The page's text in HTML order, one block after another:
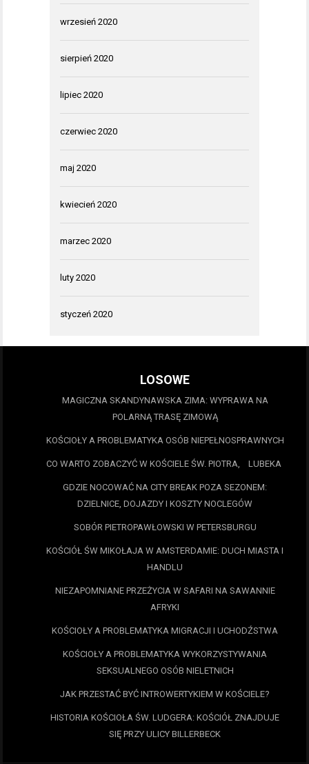
wrzesień 2020
sierpień 2020
lipiec 2020
czerwiec 2020
maj 2020
kwiecień 2020
marzec 2020
luty 2020
styczeń 2020
LOSOWE
MAGICZNA SKANDYNAWSKA ZIMA: WYPRAWA NA
POLARNĄ TRASĘ ZIMOWĄ
KOŚCIOŁY A PROBLEMATYKA OSÓB NIEPEŁNOSPRAWNYCH
CO WARTO ZOBACZYĆ W KOŚCIELE ŚW. PIOTRA, LUBEKA
GDZIE NOCOWAĆ NA CITY BREAK POZA SEZONEM:
DZIELNICE, DOJAZDY I KOSZTY NOCLEGÓW
SOBÓR PIETROPAWŁOWSKI W PETERSBURGU
KOŚCIÓŁ ŚW MIKOŁAJA W AMSTERDAMIE: DUCH MIASTA I
HANDLU
NIEZAPOMNIANE PRZEŻYCIA W SAFARI NA SAWANNIE
AFRYKI
KOŚCIOŁY A PROBLEMATYKA MIGRACJI I UCHODŹSTWA
KOŚCIOŁY A PROBLEMATYKA WYKORZYSTYWANIA
SEKSUALNEGO OSÓB NIELETNICH
JAK PRZESTAĆ BYĆ INTROWERTYKIEM W KOŚCIELE?
HISTORIA KOŚCIOŁA ŚW. LUDGERA: KOŚCIÓŁ ZNAJDUJE
SIĘ PRZY ULICY BILLERBECK